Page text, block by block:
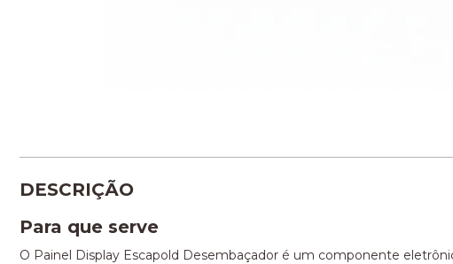
DESCRIÇÃO
Para que serve
O Painel Display Escapold Desembaçador é um componente